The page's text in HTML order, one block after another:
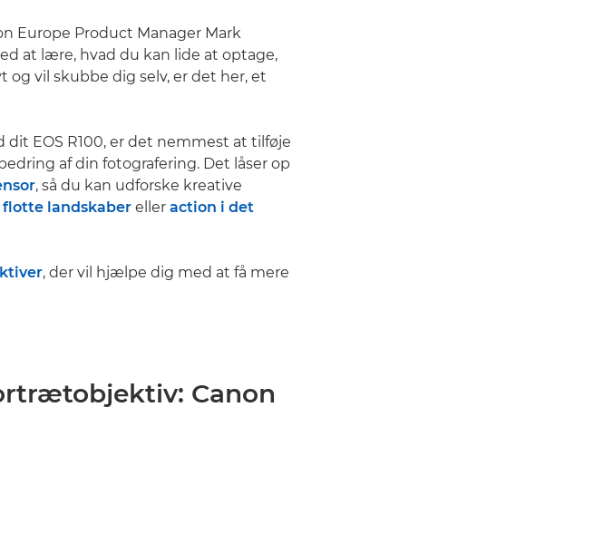
Europe Product Manager Mark
at lære, hvad du kan lide at optage,
vil skubbe dig selv, er det her, et
EOS R100, er det nemmest at tilføje
af din fotografering. Det låser op
, så du kan udforske kreative
flotte landskaber eller action i det
, der vil hjælpe dig med at få mere
Canon